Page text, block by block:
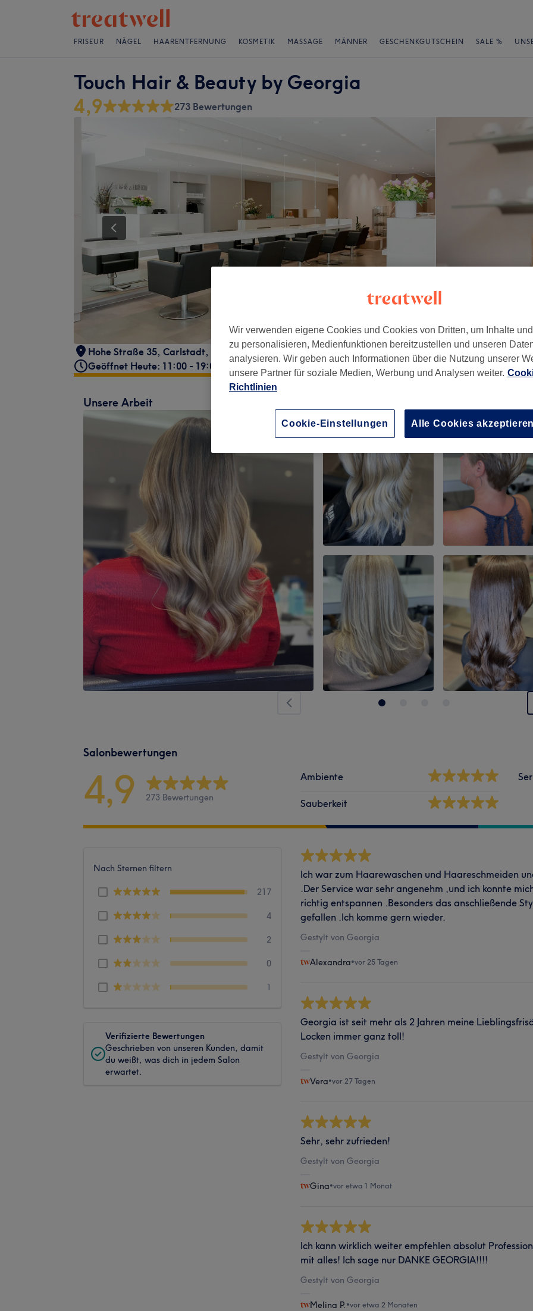
FRISEUR NÄGEL HAARENTFERNUNG KOSMETIK MASSAGE MÄNNER GESCHENKGUTSCHEIN SALE %
Touch Hair & Beauty by Georgia
4,9
273 Bewertungen
Hohe Straße 35, Carlstadt, Düsseldorf, 40213
Geöffnet Heute: 11:00 - 19:00
Unsere Arbeit
Salonbewertungen
4,9 273 Bewertungen
Ambiente
Sauberkeit
Nach Sternen filtern
217
4
2
0
1
Verifizierte Bewertungen
Geschrieben von unseren Kunden, damit
du weißt, was dich in jedem Salon
erwartet.
Ich war zum Haarewaschen und Haareschmeiden
.Der Service war sehr angenehm ,und ich konnte
richtig entspannen .Besonders das anschließende
gefallen .Ich komme gern wieder.
Gestylt von Georgia
Alexandra•vor 25 Tagen
Georgia ist seit mehr als 2 Jahren meine
Locken immer ganz toll!
Gestylt von Georgia
Vera•vor 27 Tagen
Sehr, sehr zufrieden!
Gestylt von Georgia
Gina•vor etwa 1 Monat
Ich kann wirklich weiter empfehlen absolut
mit alles! Ich sage nur DANKE GEORGIA!!!!
Gestylt von Georgia
Melina P. •vor etwa 2 Monaten
Wir verwenden eigene Cookies und Cookies von Dritten, um Inhalte
zu personalisieren, Medienfunktionen bereitzustellen und unseren
analysieren. Wir geben auch Informationen über die Nutzung unserer
unsere Partner für soziale Medien, Werbung und Analysen weiter.
Richtlinien
Cookie-Einstellungen Alle Cookies